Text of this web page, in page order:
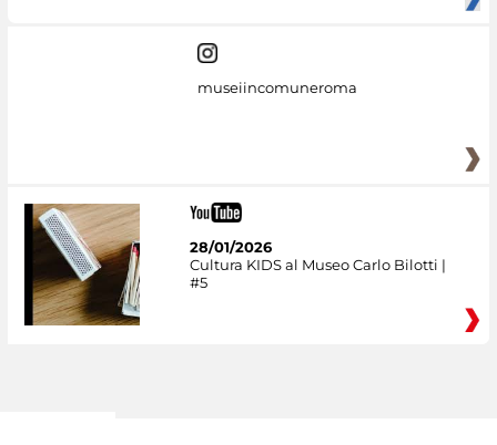
museiincomuneroma
28/01/2026
Cultura KIDS al Museo Carlo Bilotti |
#5